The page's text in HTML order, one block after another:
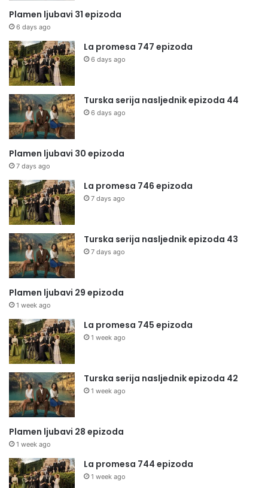
Plamen ljubavi 31 epizoda
6 days ago
La promesa 747 epizoda
6 days ago
Turska serija nasljednik epizoda 44
6 days ago
Plamen ljubavi 30 epizoda
7 days ago
La promesa 746 epizoda
7 days ago
Turska serija nasljednik epizoda 43
7 days ago
Plamen ljubavi 29 epizoda
1 week ago
La promesa 745 epizoda
1 week ago
Turska serija nasljednik epizoda 42
1 week ago
Plamen ljubavi 28 epizoda
1 week ago
La promesa 744 epizoda
1 week ago